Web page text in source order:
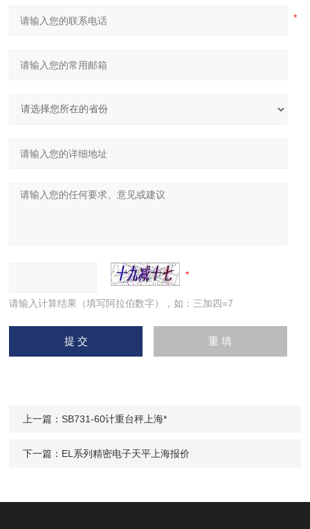
请输入计算结果（填写阿拉伯数字），如：三加四=7
上一篇： SB731-60计重台秤上海*
下一篇： EL系列精密电子天平上海报价